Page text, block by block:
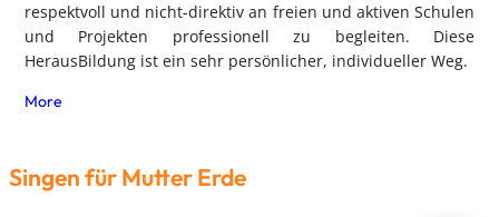
respektvoll und nicht-direktiv an freien und aktiven Schulen
und Projekten professionell zu begleiten. Diese
HerausBildung ist ein sehr persönlicher, individueller Weg.
More
Singen für Mutter Erde